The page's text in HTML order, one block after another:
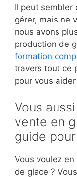
Il peut sembler
gérer, mais ne
nous avons
production de
formation
travers tout ce
pour vous
Vous
vente en
guide
Vous voulez
de glace ?